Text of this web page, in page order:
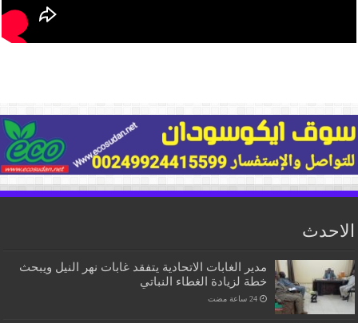
الاحدث
مدير الغابات الاتحادية يتفقد غابات نهر النيل ويبحث
خطة لزيادة الغطاء النباتي
‏24 ساعة مضت